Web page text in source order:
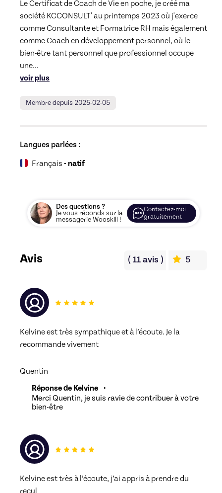
Le Certificat de Coach de Vie en poche, je créé ma
société KCCONSULT' au printemps 2023 où j'exerce
comme Consultante et Formatrice RH mais également
comme Coach en développement personnel, où le
bien-être tant personnel que professionnel occupe
une...
voir plus
Membre depuis 2025-02-05
Langues parlées :
Français - natif
Des questions ?
Je vous réponds sur la
messagerie Wooskill !
Contactez-moi
gratuitement
Avis ( 11avis ) 5
Kelvine est très sympathique et à l’écoute. Je la
recommande vivement
Quentin
Réponse de Kelvine
•
Merci Quentin, je suis ravie de contribuer à votre
bien-être
Kelvine est très à l’écoute, j’ai appris à prendre du
recul